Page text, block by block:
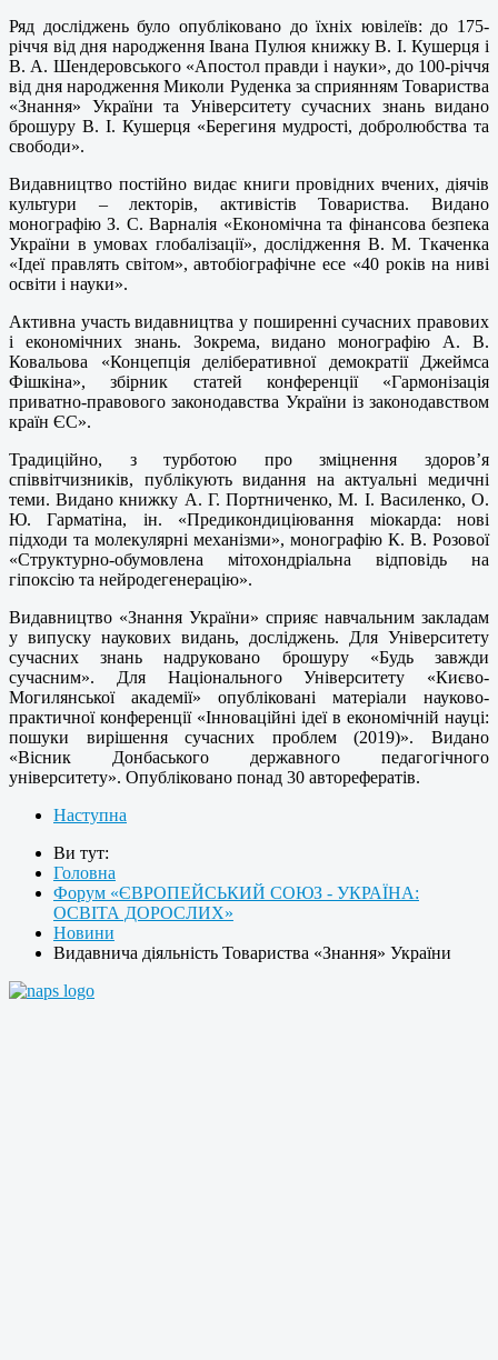
Ряд досліджень було опубліковано до їхніх ювілеїв: до 175-
річчя від дня народження Івана Пулюя книжку В. І. Кушерця і
В. А. Шендеровського «Апостол правди і науки», до 100-річчя
від дня народження Миколи Руденка за сприянням Товариства
«Знання» України та Університету сучасних знань видано
брошуру В. І. Кушерця «Берегиня мудрості, добролюбства та
свободи».
Видавництво постійно видає книги провідних вчених, діячів
культури – лекторів, активістів Товариства. Видано
монографію З. С. Варналія «Економічна та фінансова безпека
України в умовах глобалізації», дослідження В. М. Ткаченка
«Ідеї правлять світом», автобіографічне есе «40 років на ниві
освіти і науки».
Активна участь видавництва у поширенні сучасних правових
і економічних знань. Зокрема, видано монографію А. В.
Ковальова «Концепція деліберативної демократії Джеймса
Фішкіна», збірник статей конференції «Гармонізація
приватно-правового законодавства України із законодавством
країн ЄС».
Традиційно, з турботою про зміцнення здоров’я
співвітчизників, публікують видання на актуальні медичні
теми. Видано книжку А. Г. Портниченко, М. І. Василенко, О.
Ю. Гарматіна, ін. «Предикондиціювання міокарда: нові
підходи та молекулярні механізми», монографію К. В. Розової
«Структурно-обумовлена мітохондріальна відповідь на
гіпоксію та нейродегенерацію».
Видавництво «Знання України» сприяє навчальним закладам
у випуску наукових видань, досліджень. Для Університету
сучасних знань надруковано брошуру «Будь завжди
сучасним». Для Національного Університету «Києво-
Могилянської академії» опубліковані матеріали науково-
практичної конференції «Інноваційні ідеї в економічній науці:
пошуки вирішення сучасних проблем (2019)». Видано
«Вісник Донбаського державного педагогічного
університету». Опубліковано понад 30 авторефератів.
Наступна
Ви тут:
Головна
Форум «ЄВРОПЕЙСЬКИЙ СОЮЗ - УКРАЇНА:
ОСВІТА ДОРОСЛИХ»
Новини
Видавнича діяльність Товариства «Знання» України